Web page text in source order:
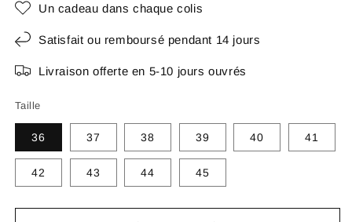
Un cadeau dans chaque colis
Satisfait ou remboursé pendant 14 jours
Livraison offerte en 5-10 jours ouvrés
Taille
36 37 38 39 40 41
42 43 44 45